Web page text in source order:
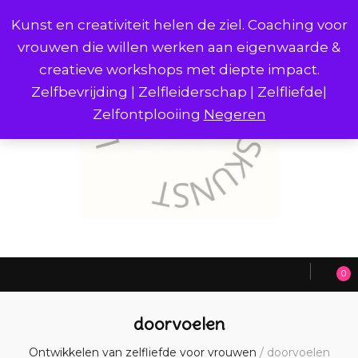
Kunst en creativiteit helen de ziel. Coaching voor
vrouwen die willen werken aan eigenwaarde &
creatieve workshops met diepte impact.
Zelfbevrijding | Zelfleiderschap | Zelfliefde|
Zelfontplooiing Negeren
0
doorvoelen
Ontwikkelen van zelfliefde voor vrouwen / doorvoelen